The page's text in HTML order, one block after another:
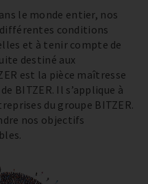
le monde entier, nos
conditions
et à tenir compte de
destiné aux
est la pièce maîtresse
BITZER. Il s’applique à
du groupe BITZER.
nos objectifs